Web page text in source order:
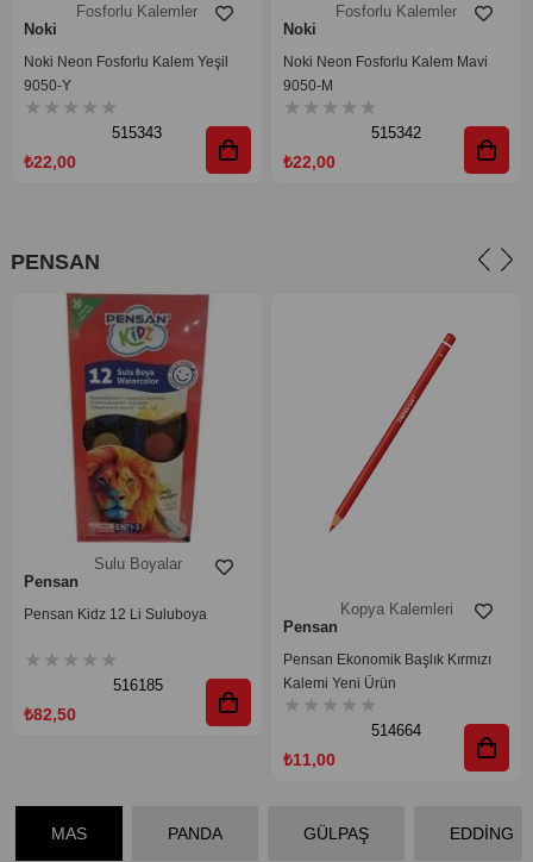
Fosforlu Kalemler
Noki
Noki Neon Fosforlu Kalem Yeşil
9050-Y
★ ★ ★ ★ ★
515343
₺22,00
Fosforlu Kalemler
Noki
Noki Neon Fosforlu Kalem Mavi
9050-M
★ ★ ★ ★ ★
515342
₺22,00
PENSAN
Kopya Kalemleri
Pensan Ekonomik Başlık Kırmızı
Kalemi Yeni Ürün
★★★
Pensan Kidz Karton Pastel Boya
514663
MAS PANDA GÜLPAŞ EDDİNG